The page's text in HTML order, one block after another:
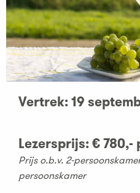
Vertrek: 19
Lezersprijs:€ 780,-
Prijs o.b.v. 2-
persoonskamer